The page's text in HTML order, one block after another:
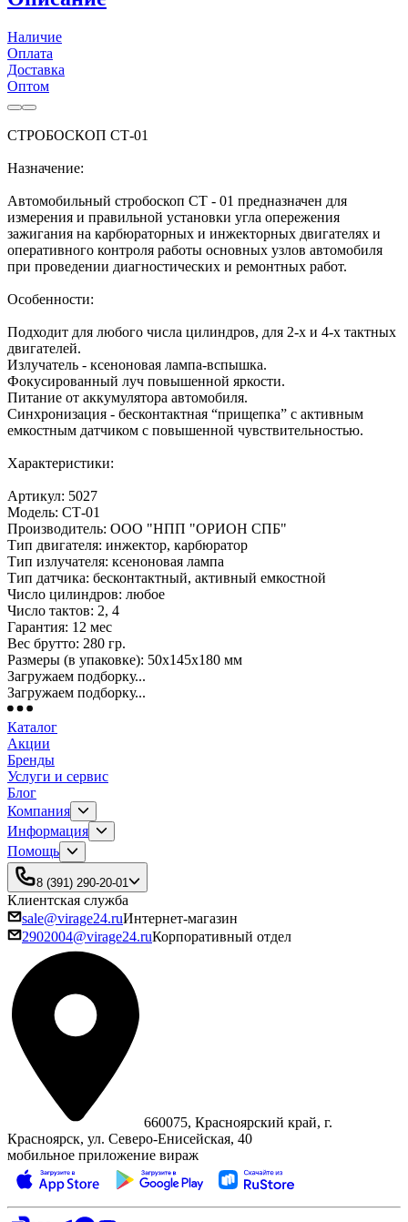
Наличие
Оплата
Доставка
Оптом
СТРОБОСКОП СТ-01
Назначение:
Автомобильный стробоскоп СТ - 01 предназначен для
измерения и правильной установки угла опережения
зажигания на карбюраторных и инжекторных двигателях и
оперативного контроля работы основных узлов автомобиля
при проведении диагностических и ремонтных работ.
Особенности:
Подходит для любого числа цилиндров, для 2-х и 4-х тактных
двигателей.
Излучатель - ксеноновая лампа-вспышка.
Фокусированный луч повышенной яркости.
Питание от аккумулятора автомобиля.
Синхронизация - бесконтактная “прищепка” с активным
емкостным датчиком с повышенной чувствительностью.
Характеристики:
Артикул: 5027
Модель: СТ-01
Производитель: ООО "НПП "ОРИОН СПБ"
Тип двигателя: инжектор, карбюратор
Тип излучателя: ксеноновая лампа
Тип датчика: бесконтактный, активный емкостной
Число цилиндров: любое
Число тактов: 2, 4
Гарантия: 12 мес
Вес брутто: 280 гр.
Размеры (в упаковке): 50х145х180 мм
Загружаем подборку...
Загружаем подборку...
Каталог
Акции
Бренды
Услуги и сервис
Блог
Компания
Информация
Помощь
8 (391) 290-20-01
Клиентская служба
sale@virage24.ruИнтернет-магазин
2902004@virage24.ruКорпоративный отдел
660075, Красноярский край, г.
Красноярск, ул. Северо‑Енисейская, 40
мобильное приложение вираж